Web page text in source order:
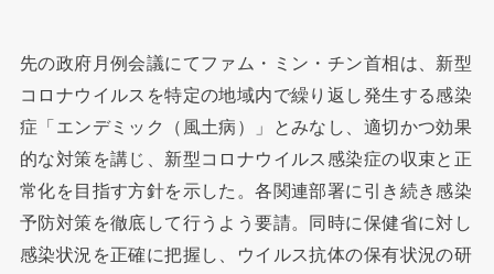
先の政府月例会議にてファム・ミン・チン首相は、新型
コロナウイルスを特定の地域内で繰り返し発生する感染
症「エンデミック（風土病）」とみなし、適切かつ効果
的な対策を講じ、新型コロナウイルス感染症の収束と正
常化を目指す方針を示した。各関連部署に引き続き感染
予防対策を徹底して行うよう要請。同時に保健省に対し
感染状況を正確に把握し、ウイルス抗体の保有状況の研